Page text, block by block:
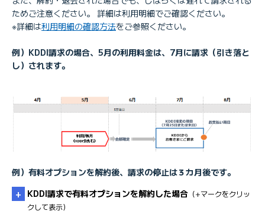
ためご注意ください。 詳細は利用明細でご確認ください。
※詳細は利用明細の確認方法をご参照ください。
例）KDDI請求の場合、5月の利用料金は、7月に請求（引き落と
し）されます。
例）有料オプションを解約後、請求の停止は３カ月後です。
KDDI請求で有料オプションを解約した場合 （+マークをクリッ
クして表示）